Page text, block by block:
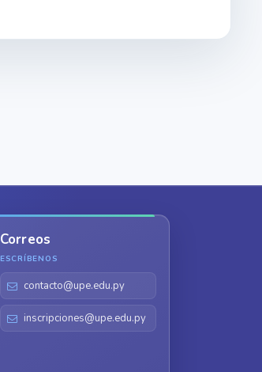
Correos
ESCRÍBENOS
contacto@upe.edu.py
inscripciones@upe.edu.py